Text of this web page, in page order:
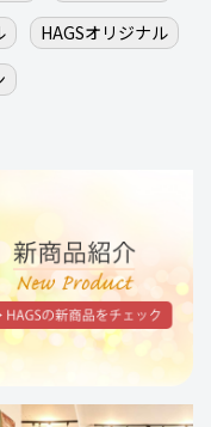
HAGSオリジナル